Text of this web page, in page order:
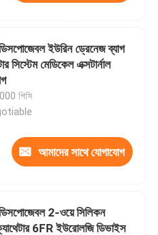
ইউরিন ড্রেনেজ ব্যাগ
সিস্টেম মেডিকেল এক্সটার্নাল
পিসি
আমাদের সাথে যোগাযোগ
2-ওয়ে সিলিকন
6FR ইউরোলজি ডিভাইস